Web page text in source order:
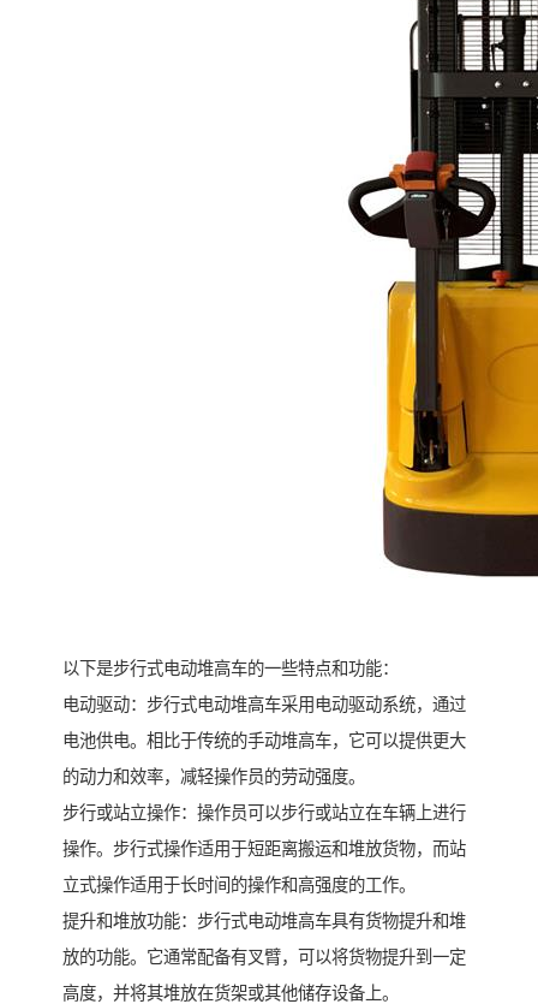
以下是步行式电动堆高车的一些特点和功能：
电动驱动：步行式电动堆高车采用电动驱动系统，通过
电池供电。相比于传统的手动堆高车，它可以提供更大
的动力和效率，减轻操作员的劳动强度。
步行或站立操作：操作员可以步行或站立在车辆上进行
操作。步行式操作适用于短距离搬运和堆放货物，而站
立式操作适用于长时间的操作和高强度的工作。
提升和堆放功能：步行式电动堆高车具有货物提升和堆
放的功能。它通常配备有叉臂，可以将货物提升到一定
高度，并将其堆放在货架或其他储存设备上。